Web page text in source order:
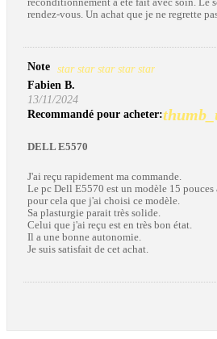
reconditionnement a été fait avec soin. Le
rendez-vous. Un achat que je ne regrette
Note star star star star star
Fabien B.
13/11/2024
Recommandé pour acheter:
DELL E5570
J'ai reçu rapidement ma commande.
Le pc Dell E5570 est un modèle 15 pouces
pour cela que j'ai choisi ce modèle.
Sa plasturgie parait très solide.
Celui que j'ai reçu est en très bon état.
Il a une bonne autonomie.
Je suis satisfait de cet achat.